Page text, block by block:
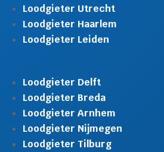
Loodgieter Utrecht
Loodgieter Haarlem
Loodgieter Leiden
Loodgieter Delft
Loodgieter Breda
Loodgieter Arnhem
Loodgieter Nijmegen
Loodgieter Tilburg